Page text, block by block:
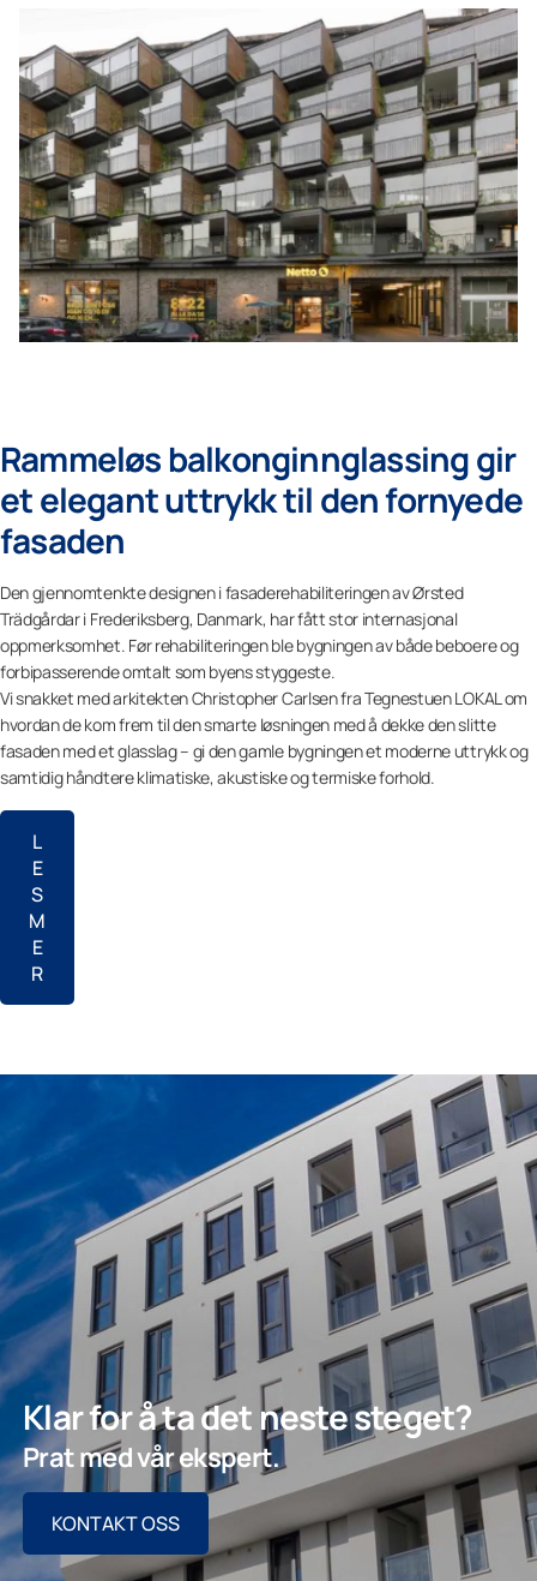
Rammeløs balkonginnglassing gir
et elegant uttrykk til den fornyede
fasaden
Den gjennomtenkte designen i fasaderehabiliteringen av Ørsted
Trädgårdar i Frederiksberg, Danmark, har fått stor internasjonal
oppmerksomhet. Før rehabiliteringen ble bygningen av både beboere og
forbipasserende omtalt som byens styggeste.
Vi snakket med arkitekten Christopher Carlsen fra Tegnestuen LOKAL om
hvordan de kom frem til den smarte løsningen med å dekke den slitte
fasaden med et glasslag – gi den gamle bygningen et moderne uttrykk og
samtidig håndtere klimatiske, akustiske og termiske forhold.
L
E
S
M
E
R
Klar for å ta det neste steget?
Prat med vår ekspert.
KONTAKT OSS